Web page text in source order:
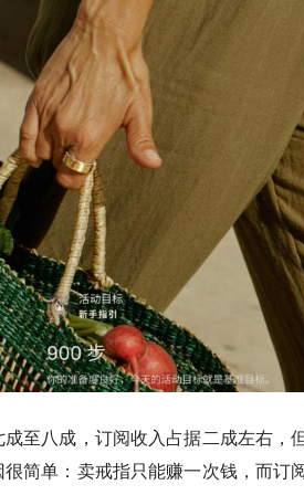
至八成，订阅收入占据二成左右，
简单：卖戒指只能赚一次钱，而订